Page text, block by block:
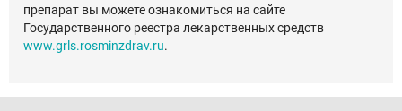
препарат вы можете ознакомиться на сайте
Государственного реестра лекарственных средств
www.grls.rosminzdrav.ru.